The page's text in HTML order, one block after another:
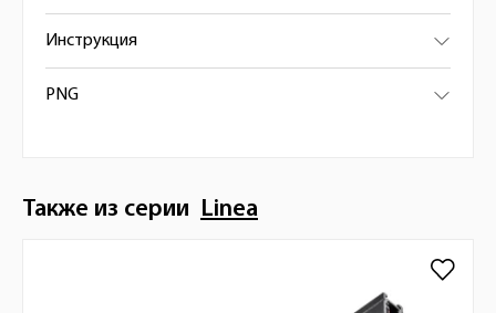
Инструкция
PNG
Также из серии Linea